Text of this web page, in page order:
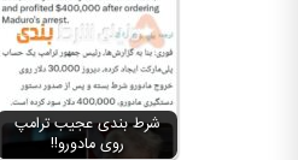
شرط بندی عجیب ترامپ
روی مادورو!!